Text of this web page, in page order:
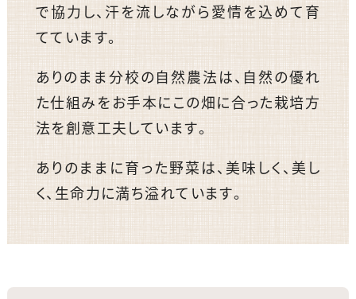
で協力し、汗を流しながら愛情を込めて育
てています。
ありのまま分校の自然農法は、自然の優れ
た仕組みをお手本にこの畑に合った栽培方
法を創意工夫しています。
ありのままに育った野菜は、美味しく、美し
く、生命力に満ち溢れています。